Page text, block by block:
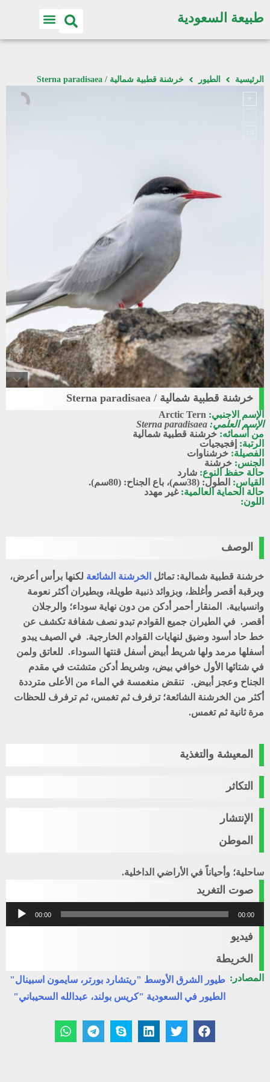
طبيعة السعودية
الرئيسية الطيور خرشنة قطبية شمالية / Sterna paradisaea
خرشنة قطبية شمالية / Sterna paradisaea
الإسم الاجنبي: Arctic Tern
الإسم العلمي: Sterna paradisaea
من أسمائه: خرشنة قطبية شمالية
الرتبة: إفجيجيات
الفصيلة: خرشناوات
الجنس: خرشنة
حالة حفظ النوع: شارد
القياس: الطول: (38سم)، باع الجناح: (80سم).
حالة الحماية العالمية:غير مهدد
اللون:
الوصف
خرشنة قطبية شمالية: تماثل الخرشنة الشائعة لكنها برأس أعرض،
وبرقبة أقصر وأغلظ، وبزوائد ذنبية طويلة، وبطيران أكثر نعومة
وانسيابية. المنقار أحمر أدكن من دون نهاية سوداء؛ والرجلان
أقصر. في الطيران جميع القوادم تبدو نصف شفافة تكشف عن
خط حاد أسود وضيق لنهايات القوادم الخارجية. في الصيف يبدو
أسفلها مرمد ولها شريط أبيض أسفل قنتها السوداء. للعاتق ولمن
في شتائها الأول خوافي بيض، وشريط أدكن متشتت في مقدم
الجناح وعجز أبيض. تنقض منغمسة في الماء من الأعلى مترددة
أكثر من الخرشنة الشائعة؛ ترفرف ثم تغمس، ثم ترفرف للحظات
مرة ثانية ثم تغمس.
المعيشة والتغذية
التكاثر
الإنتشار
الموطن
ساحلية؛ وأحياناً في الأراضي الداخلية.
صوت التغريد
مشغل
الصوت
00:00 00:00
فيديو
الخريطة
المصادر: طيور الشرق الأوسط "ريتشارد بورتر، سايمون اسبينال"
الطيور في السعودية "كريس بولند، عبدالله السحيباني"